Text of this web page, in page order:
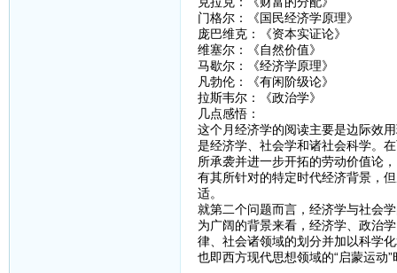
门格尔：《国民经济学原理》
庞巴维克：《资本实证论》
维塞尔：《自然价值》
马歇尔：《经济学原理》
凡勃伦：《有闲阶级论》
拉斯韦尔：《政治学》
几点感悟：
这个月经济学的阅读主要是边际效
是经济学、社会学和诸社会科学。
所承袭并进一步开拓的劳动价值论
有其所针对的特定时代经济背景，
适。
就第二个问题而言，经济学与社会
为广阔的背景来看，经济学、政治
律、社会诸领域的划分并加以科学
也即西方现代思想领域的“启蒙运动